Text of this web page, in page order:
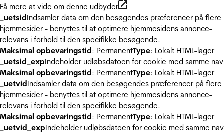
Få mere at vide om denne udbyder
_uetsidIndsamler data om den besøgendes præferencer på flere
hjemmesider - benyttes til at optimere hjemmesidens annonce-
relevans i forhold til den specifikke besøgende.
Maksimal opbevaringstid: PermanentType: Lokalt HTML-lager
_uetsid_expIndeholder udløbsdatoen for cookie med samme
Maksimal opbevaringstid: PermanentType: Lokalt HTML-lager
_uetvidIndsamler data om den besøgendes præferencer på flere
hjemmesider - benyttes til at optimere hjemmesidens annonce-
relevans i forhold til den specifikke besøgende.
Maksimal opbevaringstid: PermanentType: Lokalt HTML-lager
_uetvid_expIndeholder udløbsdatoen for cookie med samme